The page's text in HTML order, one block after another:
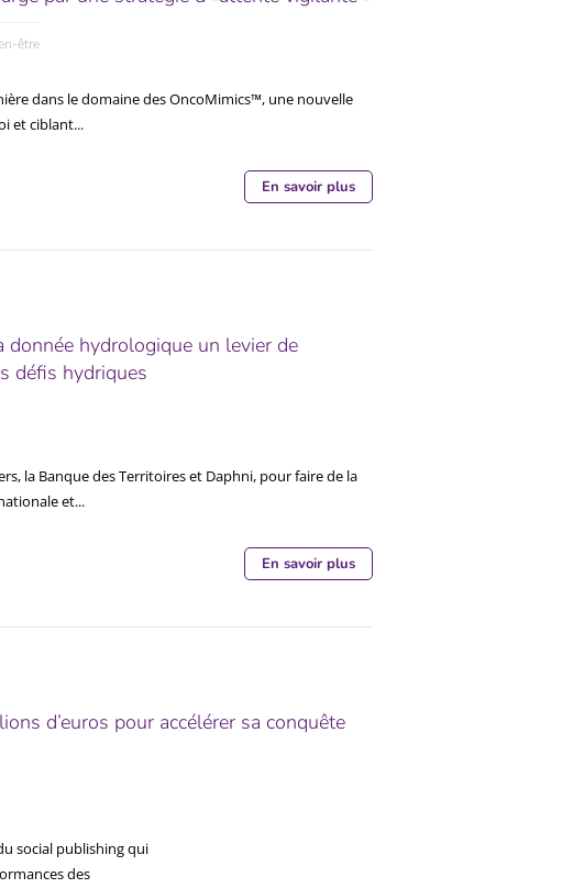
être
dans le domaine des OncoMimics™, une nouvelle
et ciblant...
En savoir plus
hydrologique un levier de
défis hydriques
la Banque des Territoires et Daphni, pour faire de la
et...
En savoir plus
d’euros pour accélérer sa conquête
social publishing qui
des